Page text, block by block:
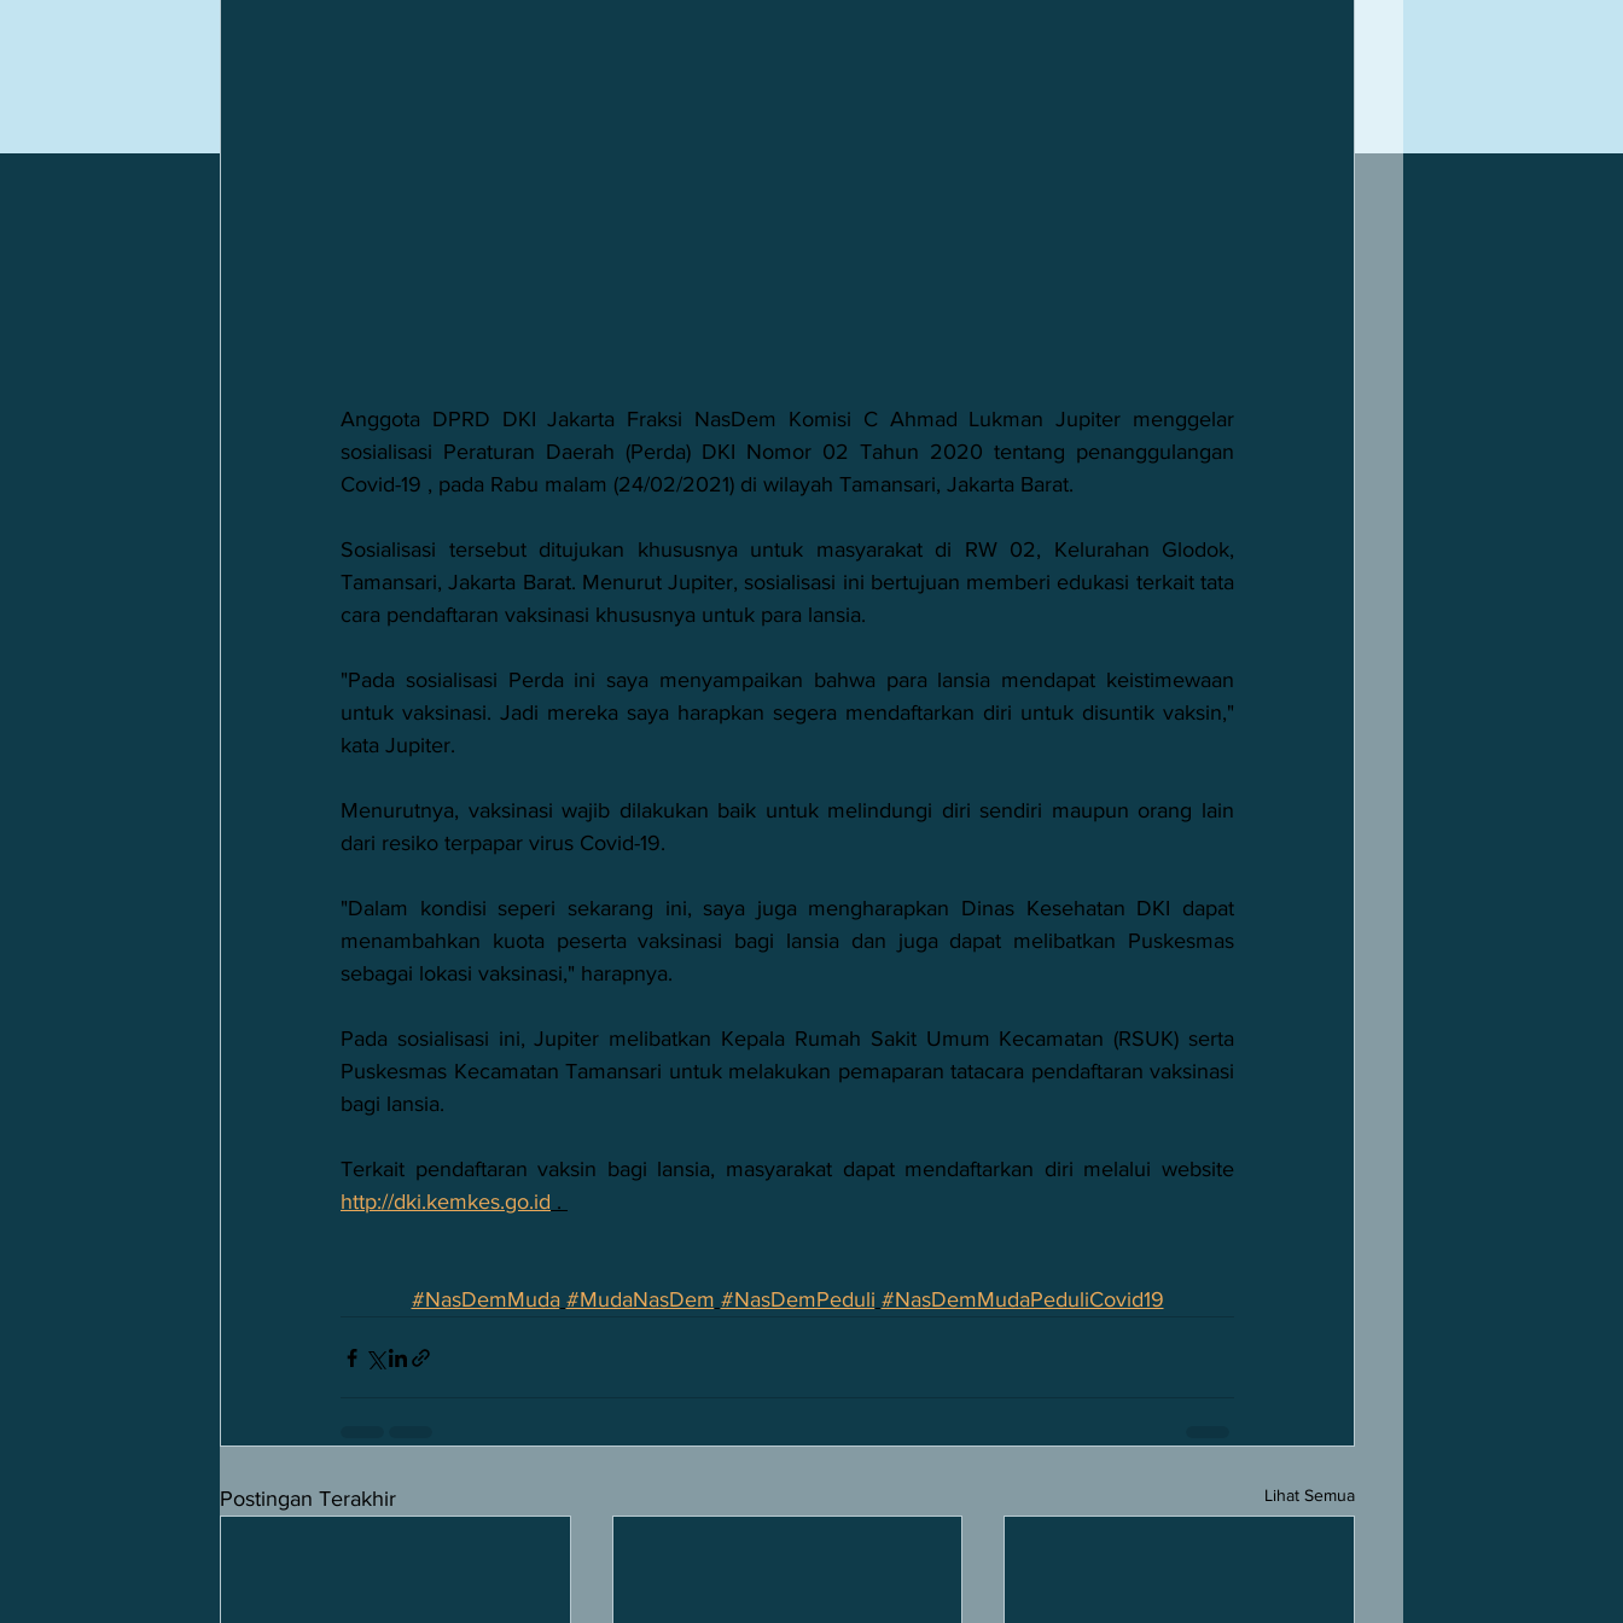
Anggota DPRD DKI Jakarta Fraksi NasDem Komisi C Ahmad Lukman Jupiter menggelar
sosialisasi Peraturan Daerah (Perda) DKI Nomor 02 Tahun 2020 tentang penanggulangan
Covid-19 , pada Rabu malam (24/02/2021) di wilayah Tamansari, Jakarta Barat.
Sosialisasi tersebut ditujukan khususnya untuk masyarakat di RW 02, Kelurahan Glodok,
Tamansari, Jakarta Barat. Menurut Jupiter, sosialisasi ini bertujuan memberi edukasi terkait tata
cara pendaftaran vaksinasi khususnya untuk para lansia.
"Pada sosialisasi Perda ini saya menyampaikan bahwa para lansia mendapat keistimewaan
untuk vaksinasi. Jadi mereka saya harapkan segera mendaftarkan diri untuk disuntik vaksin,"
kata Jupiter.
Menurutnya, vaksinasi wajib dilakukan baik untuk melindungi diri sendiri maupun orang lain
dari resiko terpapar virus Covid-19.
"Dalam kondisi seperi sekarang ini, saya juga mengharapkan Dinas Kesehatan DKI dapat
menambahkan kuota peserta vaksinasi bagi lansia dan juga dapat melibatkan Puskesmas
sebagai lokasi vaksinasi," harapnya.
Pada sosialisasi ini, Jupiter melibatkan Kepala Rumah Sakit Umum Kecamatan (RSUK) serta
Puskesmas Kecamatan Tamansari untuk melakukan pemaparan tatacara pendaftaran vaksinasi
bagi lansia.
http://dki.kemkes.go.id .
#NasDemMuda #MudaNasDem #NasDemPeduli #NasDemMudaPeduliCovid19
Postingan Terakhir Lihat Semua